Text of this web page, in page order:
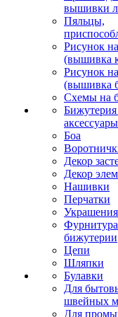
вышивки
Пяльцы,
Рисунок
(вышивка
Рисунок
(вышивка
Схемы на
аксессуары
Боа
Декор
Декор
Нашивки
Перчатки
Украшения
бижутерии
Цепи
Шляпки
Булавки
Для
швейных
Для